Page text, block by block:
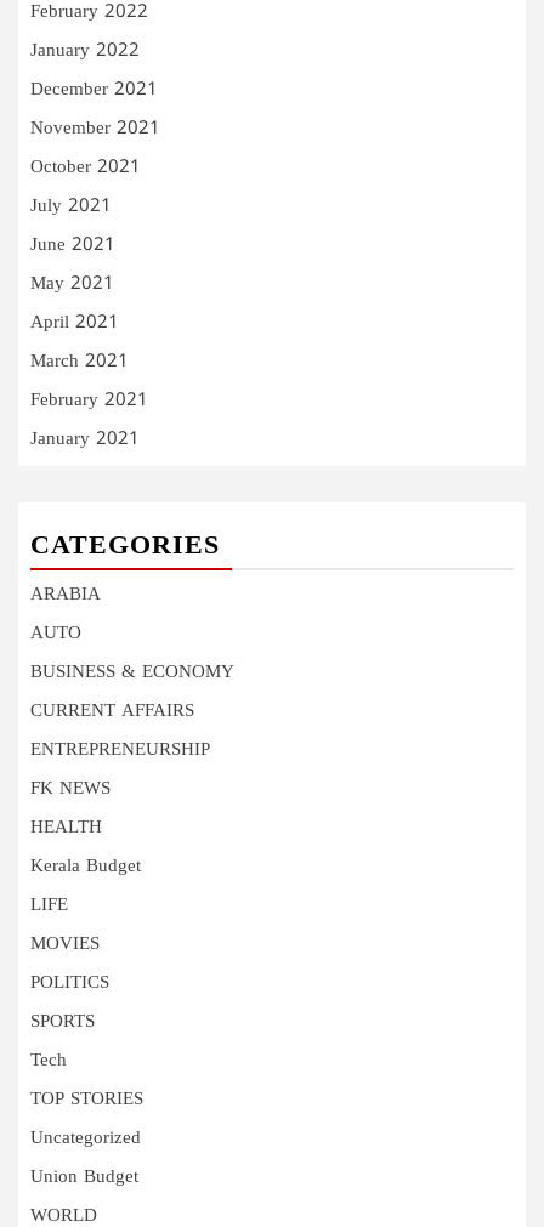
February 2022
January 2022
December 2021
November 2021
October 2021
July 2021
June 2021
May 2021
April 2021
March 2021
February 2021
January 2021
CATEGORIES
ARABIA
AUTO
BUSINESS & ECONOMY
CURRENT AFFAIRS
ENTREPRENEURSHIP
FK NEWS
HEALTH
Kerala Budget
LIFE
MOVIES
POLITICS
SPORTS
Tech
TOP STORIES
Uncategorized
Union Budget
WORLD